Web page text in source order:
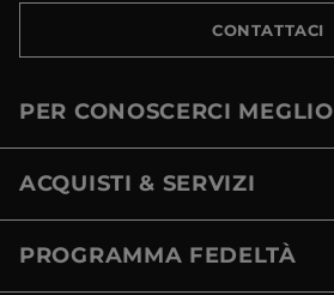
CONTATTACI
PER CONOSCERCI MEGLIO
ACQUISTI & SERVIZI
PROGRAMMA FEDELTÀ